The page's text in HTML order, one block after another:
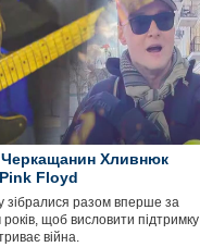
Черкащанин Хливнюк
Pink Floyd
зібралися разом вперше за
років, щоб висловити підтримку
війна.